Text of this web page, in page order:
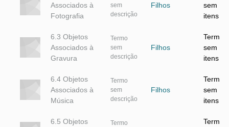
Associados à
Fotografia
sem
descrição
Filhos
sem
itens
6.3 Objetos
Associados à
Gravura
Termo
sem
descrição
Filhos
Termo
sem
itens
6.4 Objetos
Associados à
Música
Termo
sem
descrição
Filhos
Termo
sem
itens
6.5 Objetos
Termo
Termo